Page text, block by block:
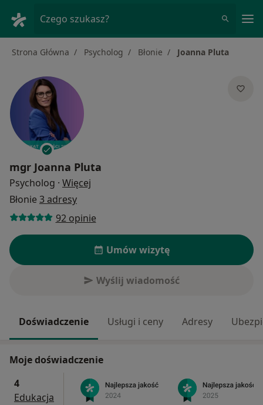
Czego szukasz?
Strona Główna Psycholog Błonie Joanna Pluta
mgr Joanna Pluta
Psycholog · Więcej
Błonie 3 adresy
92 opinie
Umów wizytę
Wyślij wiadomość
Doświadczenie Usługi i ceny Adresy
Moje doświadczenie
4
Edukacja